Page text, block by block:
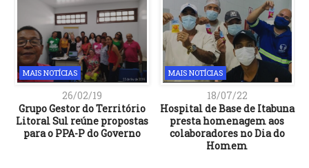
MAIS NOTÍCIAS
26/02/19
Grupo Gestor do Território
Litoral Sul reúne propostas
para o PPA-P do Governo
MAIS NOTÍCIAS
18/07/22
Hospital de Base de Itabuna
presta homenagem aos
colaboradores no Dia do
Homem